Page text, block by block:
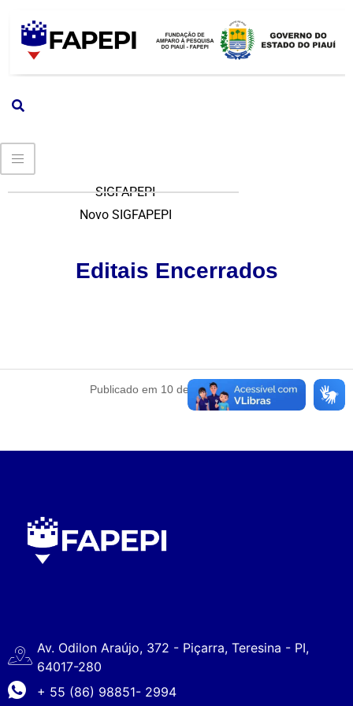
SIGFAPEPI
Novo SIGFAPEPI
Editais Encerrados
Publicado em 10 de junho de 2020
Av. Odilon Araújo, 372 - Piçarra, Teresina - PI,
64017-280
+ 55 (86) 98851- 2994